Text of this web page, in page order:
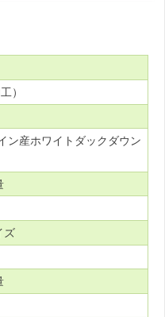
）
ン産ホワイトダックダウン
ズ